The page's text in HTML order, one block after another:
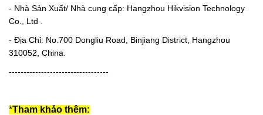
- Nhà Sản Xuất/ Nhà cung cấp: Hangzhou Hikvision Technology
Co., Ltd .
- Địa Chỉ: No.700 Dongliu Road, Binjiang District, Hangzhou
310052, China.
----------------------------------
*Tham khảo thêm: